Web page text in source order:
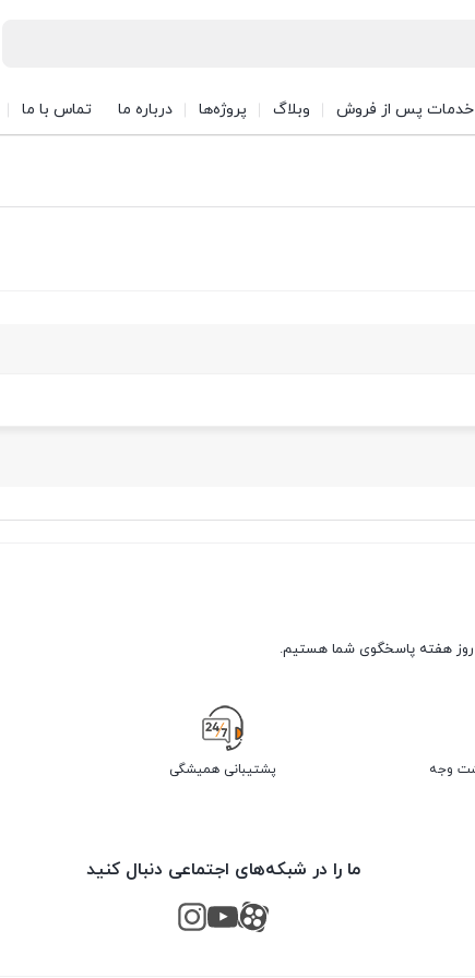
خدمات پس از فروش وبلاگ پروژه‌ها درباره ما تماس با ما
پشتیبانی همیشگی
ما را در شبکه‌های اجتماعی دنبال کنید